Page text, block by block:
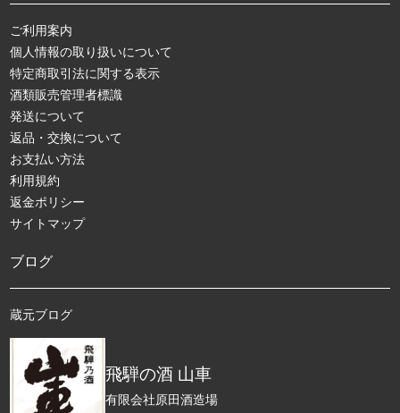
飛騨の酒 山車
有限会社原田酒造場
ご利用案内
個人情報の取り扱いについて
特定商取引法に関する表示
酒類販売管理者標識
発送について
返品・交換について
お支払い方法
利用規約
返金ポリシー
サイトマップ
ブログ
蔵元ブログ